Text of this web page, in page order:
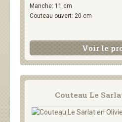
Manche: 11 cm
Couteau ouvert: 20 cm
Voir le
Couteau Le